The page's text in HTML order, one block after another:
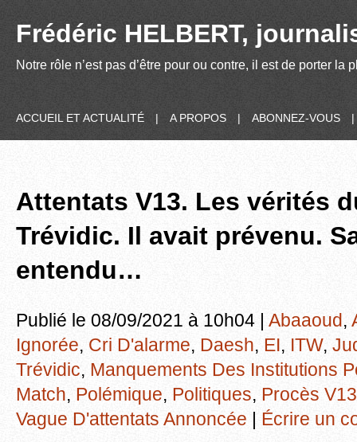
Frédéric HELBERT,
Notre rôle n’est pas d’être pour ou contre, il est de porter
ACCUEIL ET ACTUALITÉ | A PROPOS | ABONNEZ-VOUS |
Attentats V13. Les vérités
Trévidic. Il avait prévenu.
entendu…
Publié le 08/09/2021 à 10h04 | Abaaoud,
Ignorée, Cri D'alarme, Daesh, EI, ITW,
Trévidic, Manquements Des Institutions
Match, Polémique, Politiques, Procès V13
Vague D'attentats Annoncée | Écrire un